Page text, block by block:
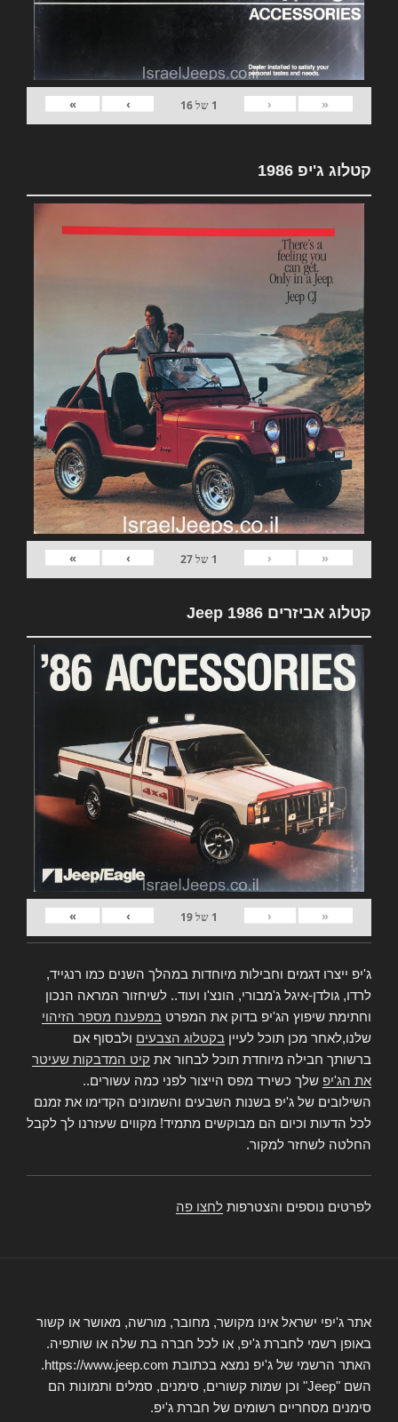
«
‹
1 של16
›
»
קטלוג ג'יפ 1986
«
‹
1 של27
›
»
קטלוג אביזרים Jeep 1986
«
‹
1 של19
›
»
ג'יפ ייצרו דגמים וחבילות מיוחדות במהלך השנים כמו רנגייד,
לרדו, גולדן-איגל ג'מבורי, הונצ'ו ועוד.. לשיחזור המראה הנכון
וחתימת שיפוץ הג'יפ בדוק את המפרט במפענח מספר הזיהוי
שלנו,לאחר מכן תוכל לעיין בקטלוג הצבעים ולבסוף אם
ברשותך חבילה מיוחדת תוכל לבחור את קיט המדבקות שעיטר
את הג'יפ שלך כשירד מפס הייצור לפני כמה עשורים..
השילובים של ג'יפ בשנות השבעים והשמונים הקדימו את זמנם
לכל הדעות וכיום הם מבוקשים מתמיד! מקווים שעזרנו לך לקבל
החלטה לשחזר למקור.
לפרטים נוספים והצטרפות לחצו פה
אתר ג'יפי ישראל אינו מקושר, מחובר, מורשה, מאושר או קשור
באופן רשמי לחברת ג'יפ, או לכל חברה בת שלה או שותפיה.
האתר הרשמי של ג'יפ נמצא בכתובת https://www.jeep.com.
השם "Jeep" וכן שמות קשורים, סימנים, סמלים ותמונות הם
סימנים מסחריים רשומים של חברת ג'יפ.